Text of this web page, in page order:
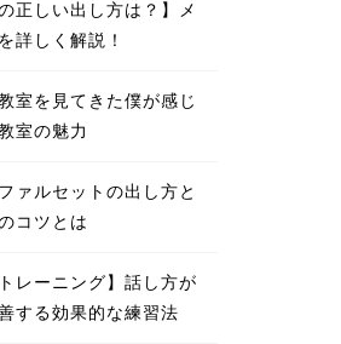
正しい出し方は？】メ
詳しく解説！
室を見てきた僕が感じ
室の魅力
ァルセットの出し方と
コツとは
レーニング】話し方が
する効果的な練習法